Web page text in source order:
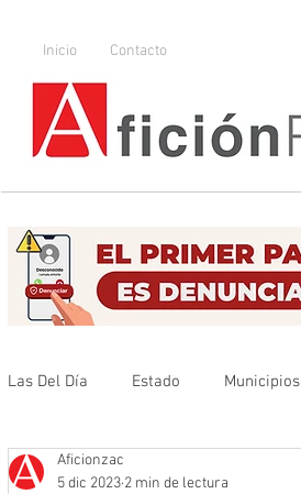
Inicio Contacto
Las Del Día Estado Municipios
Que no se olvide
Aficionzac
5 dic 2023 2 min de lectura